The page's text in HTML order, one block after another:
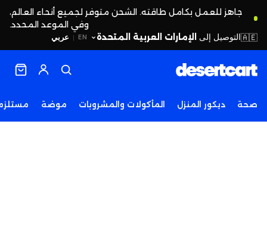
جاهز للعمل بكامل طاقته. الشحن متوفر لجميع أنحاء العالم،
وفي الموعد المحدد.
EN
| عربي 🇦🇪التوصيل إلى الإمارات العربية المتحدة
صحة ديكور المنزل المأكولات والمشروبات موضة